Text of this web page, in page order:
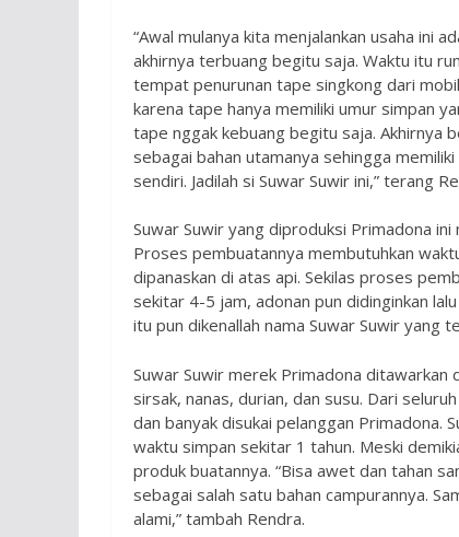
“Awal mulanya kita menjalankan usaha ini
akhirnya terbuang begitu saja. Waktu itu
tempat penurunan tape singkong dari
karena tape hanya memiliki umur simpan
tape nggak kebuang begitu saja. Akhirnya
sebagai bahan utamanya sehingga
sendiri. Jadilah si Suwar Suwir ini,” terang
Suwar Suwir yang diproduksi Primadona
Proses pembuatannya membutuhkan
dipanaskan di atas api. Sekilas proses
sekitar 4-5 jam, adonan pun didinginkan
itu pun dikenallah nama Suwar Suwir yang
Suwar Suwir merek Primadona
sirsak, nanas, durian, dan susu. Dari
dan banyak disukai pelanggan Primadona.
waktu simpan sekitar 1 tahun. Meski
produk buatannya. “Bisa awet dan tahan
sebagai salah satu bahan campurannya.
alami,” tambah Rendra.